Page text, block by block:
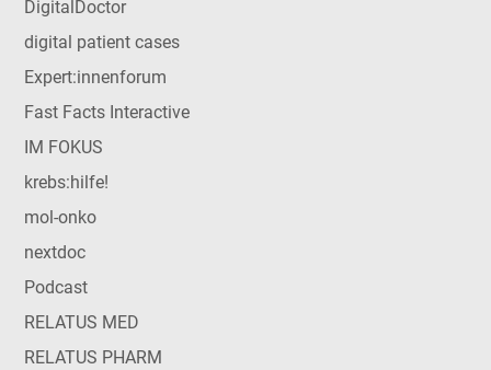
DigitalDoctor
digital patient cases
Expert:innenforum
Fast Facts Interactive
IM FOKUS
krebs:hilfe!
mol-onko
nextdoc
Podcast
RELATUS MED
RELATUS PHARM